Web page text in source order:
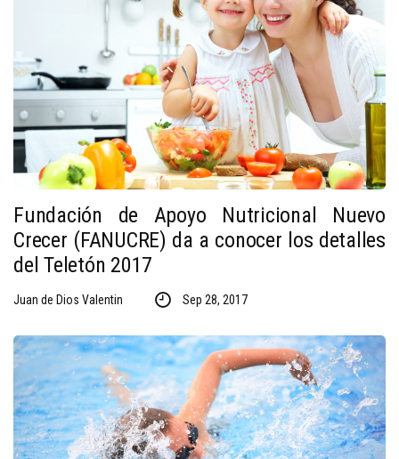
Fundación de Apoyo Nutricional Nuevo
Crecer (FANUCRE) da a conocer los detalles
del Teletón 2017
Juan de Dios Valentin Sep 28, 2017